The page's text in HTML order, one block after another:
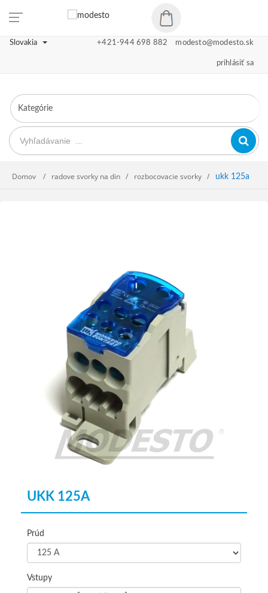
+421-944 698 882 modesto@modesto.sk
prihlásiť sa
Slovakia
Domov radove svorky na din rozbocovacie svorky ukk 125a
UKK 125A
Prúd
Vstupy